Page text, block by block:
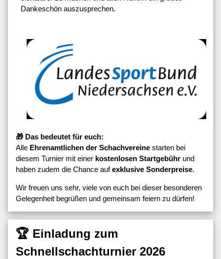
Dankeschön auszusprechen.
🎁 Das bedeutet für euch:
Alle Ehrenamtlichen der Schachvereine starten bei
diesem Turnier mit einer kostenlosen Startgebühr und
haben zudem die Chance aufexklusive Sonderpreise.
Wir freuen uns sehr, viele von euch bei dieser besonderen
Gelegenheit begrüßen und gemeinsam feiern zu dürfen!
🏆 Einladung zum
Schnellschachturnier 2026